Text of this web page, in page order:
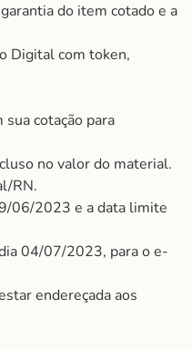
do item cotado e a
Digital com token,
cotação para
no valor do material.
RN.
06/2023 e a data limite
04/07/2023, para o e-
endereçada aos